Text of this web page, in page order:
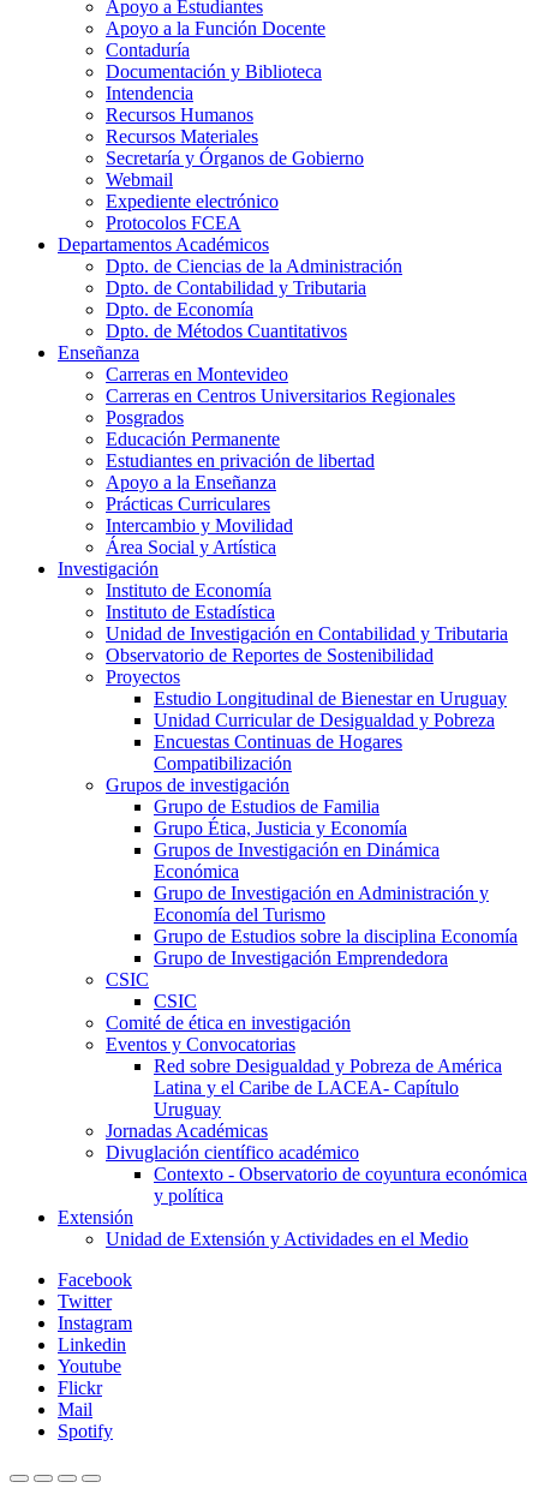
Apoyo a Estudiantes
Apoyo a la Función Docente
Contaduría
Documentación y Biblioteca
Intendencia
Recursos Humanos
Recursos Materiales
Secretaría y Órganos de Gobierno
Webmail
Expediente electrónico
Protocolos FCEA
Departamentos Académicos
Dpto. de Ciencias de la Administración
Dpto. de Contabilidad y Tributaria
Dpto. de Economía
Dpto. de Métodos Cuantitativos
Enseñanza
Carreras en Montevideo
Carreras en Centros Universitarios Regionales
Posgrados
Educación Permanente
Estudiantes en privación de libertad
Apoyo a la Enseñanza
Prácticas Curriculares
Intercambio y Movilidad
Área Social y Artística
Investigación
Instituto de Economía
Instituto de Estadística
Unidad de Investigación en Contabilidad y Tributaria
Observatorio de Reportes de Sostenibilidad
Proyectos
Estudio Longitudinal de Bienestar en Uruguay
Unidad Curricular de Desigualdad y Pobreza
Encuestas Continuas de Hogares
Compatibilización
Grupos de investigación
Grupo de Estudios de Familia
Grupo Ética, Justicia y Economía
Grupos de Investigación en Dinámica
Económica
Grupo de Investigación en Administración y
Economía del Turismo
Grupo de Estudios sobre la disciplina Economía
Grupo de Investigación Emprendedora
CSIC
CSIC
Comité de ética en investigación
Eventos y Convocatorias
Red sobre Desigualdad y Pobreza de América
Latina y el Caribe de LACEA- Capítulo
Uruguay
Jornadas Académicas
Divuglación científico académico
Contexto - Observatorio de coyuntura económica
y política
Extensión
Unidad de Extensión y Actividades en el Medio
Facebook
Twitter
Instagram
Linkedin
Youtube
Flickr
Mail
Spotify